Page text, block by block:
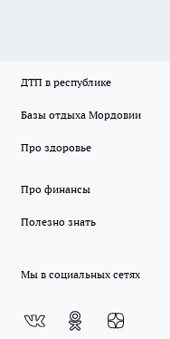
ДТП в республике
Базы отдыха Мордовии
Про здоровье
Про финансы
Полезно знать
Мы в социальных сетях